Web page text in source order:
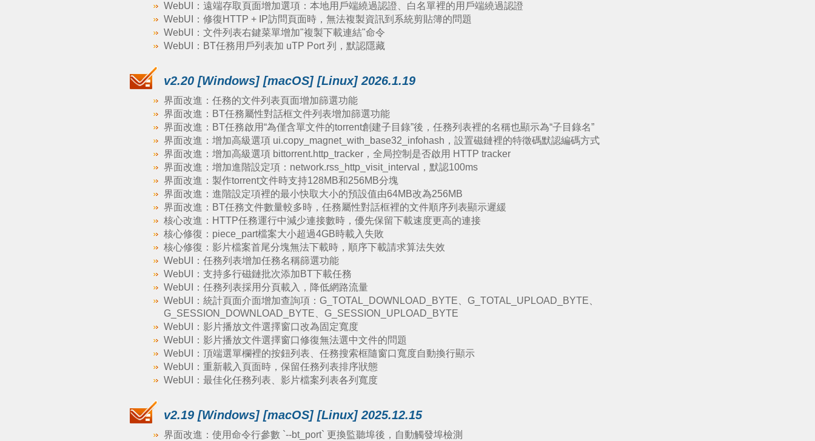
WebUI：遠端存取頁面增加選項：本地用戶端繞過認證、白名單裡的用戶端繞過認證
WebUI：修復HTTP + IP訪問頁面時，無法複製資訊到系統剪貼簿的問題
WebUI：文件列表右鍵菜單增加"複製下載連結"命令
WebUI：BT任務用戶列表加 uTP Port 列，默認隱藏
v2.20 [Windows] [macOS] [Linux] 2026.1.19
界面改進：任務的文件列表頁面增加篩選功能
界面改進：BT任務屬性對話框文件列表增加篩選功能
界面改進：BT任務啟用“為僅含單文件的torrent創建子目錄”後，任務列表裡的名稱也顯示為“子目錄名”
界面改進：增加高級選項 ui.copy_magnet_with_base32_infohash，設置磁鏈裡的特徵碼默認編碼方式
界面改進：增加高級選項 bittorrent.http_tracker，全局控制是否啟用 HTTP tracker
界面改進：增加進階設定項：network.rss_http_visit_interval，默認100ms
界面改進：製作torrent文件時支持128MB和256MB分塊
界面改進：進階設定項裡的最小快取大小的預設值由64MB改為256MB
界面改進：BT任務文件數量較多時，任務屬性對話框裡的文件順序列表顯示遲緩
核心改進：HTTP任務運行中減少連接數時，優先保留下載速度更高的連接
核心修復：piece_part檔案大小超過4GB時載入失敗
核心修復：影片檔案首尾分塊無法下載時，順序下載請求算法失效
WebUI：任務列表增加任務名稱篩選功能
WebUI：支持多行磁鏈批次添加BT下載任務
WebUI：任務列表採用分頁載入，降低網路流量
WebUI：統計頁面介面增加查詢項：G_TOTAL_DOWNLOAD_BYTE、G_TOTAL_UPLOAD_BYTE、
G_SESSION_DOWNLOAD_BYTE、G_SESSION_UPLOAD_BYTE
WebUI：影片播放文件選擇窗口改為固定寬度
WebUI：影片播放文件選擇窗口修復無法選中文件的問題
WebUI：頂端選單欄裡的按鈕列表、任務搜索框隨窗口寬度自動換行顯示
WebUI：重新載入頁面時，保留任務列表排序狀態
WebUI：最佳化任務列表、影片檔案列表各列寬度
v2.19 [Windows] [macOS] [Linux] 2025.12.15
界面改進：使用命令行參數 `--bt_port` 更換監聽埠後，自動觸發埠檢測